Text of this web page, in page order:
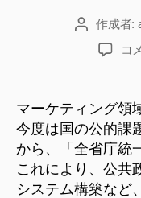
投 作成者:
「全
統
一
資
格」
取
得。
コ
マーケティング領
今度は国の公的課
から、「全省庁統
これにより、公共
システム構築など